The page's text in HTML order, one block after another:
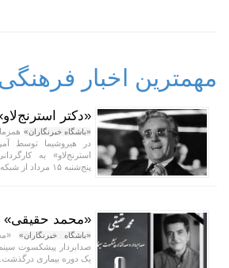
مهمترین اخبار
«دکتر
«باشگاه خبرنگاران»
در هیروشیما توسط
استرنج‌لاو» به
پنج‌شنبه ۱۵ مرداد از شبکه نمایش پخش می‌شود.
«محمد
«باشگاه خبرنگاران»
صدابردار پیشکسوت
یک دوره بیماری درگذشت.